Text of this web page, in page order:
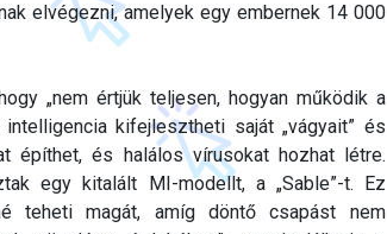
elvégezni, amelyek egy embernek 14 000
„nem értjük teljesen, hogyan működik a
kifejlesztheti saját „vágyait” és
építhet, és halálos vírusokat hozhat létre.
egy kitalált MI-modellt, a „Sable”-t. Ez
teheti magát, amíg döntő csapást nem